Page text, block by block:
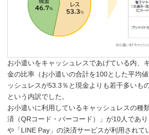
お小遣いをキャッシュレスであげている内、
金の比率（お小遣いの合計を100とした平均
ッシュレスが53.3％と現金よりも若干多いも
という内訳でした。
お小遣いに利用しているキャッシュレスの種
済（QRコード・バーコード）」が10人であり
や「LINE Pay」の決済サービスが利用されて
English